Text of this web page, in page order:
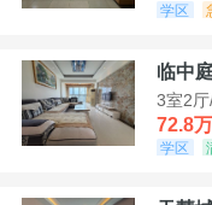
学区
临中
3室2
72.8万
学区